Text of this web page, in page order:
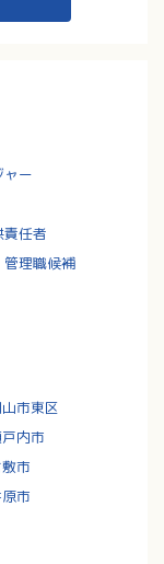
ャー
責任者
理職候補
市東区
内市
市
市